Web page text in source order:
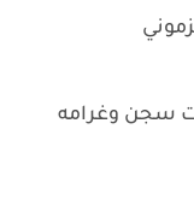
سجن وغرامه